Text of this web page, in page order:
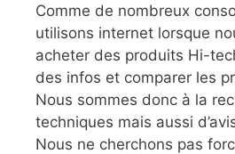
Comme de nombreux
utilisons internet lorsque
acheter des produits Hi-
des infos et comparer les
Nous sommes donc à la
techniques mais aussi
Nous ne cherchons pas